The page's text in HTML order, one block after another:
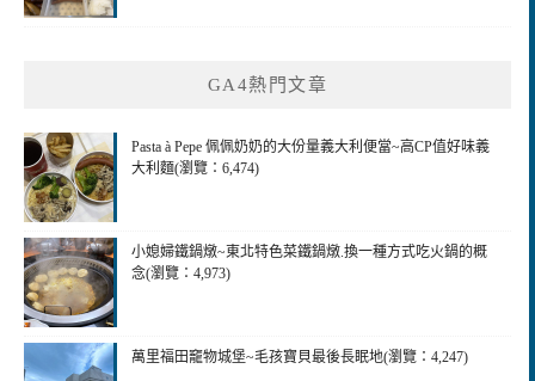
GA4熱門文章
Pasta à Pepe 佩佩奶奶的大份量義大利便當~高CP值好味義
大利麵(瀏覽：6,474)
小媳婦鐵鍋燉~東北特色菜鐵鍋燉.換一種方式吃火鍋的概
念(瀏覽：4,973)
萬里福田竉物城堡~毛孩寶貝最後長眠地(瀏覽：4,247)